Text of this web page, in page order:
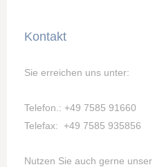
Kontakt
Sie erreichen uns unter:
Telefon.: +49 7585 91660
Telefax: +49 7585 935856
Nutzen Sie auch gerne unser